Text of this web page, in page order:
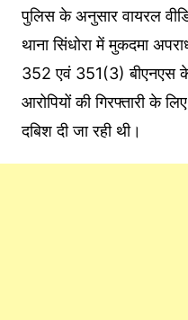
पुलिस के अनुसार वायरल
थाना सिंधोरा में मुकदमा
352 एवं 351(3) बीएनएस के
आरोपियों की गिरफ्तारी के
दबिश दी जा रही थी।